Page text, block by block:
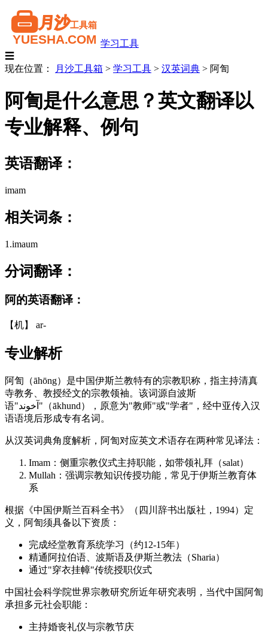
学习工具
☰
现在位置：
月沙工具箱 > 学习工具 > 汉英词典 > 阿訇
阿訇是什么意思？英文翻译以
专业解释、例句
英语翻译：
imam
相关词条：
1.imaum
分词翻译：
阿的英语翻译：
【机】 ar-
专业解析
阿訇（āhōng）是中国伊斯兰教特有的宗教职称，指主持清真
寺教务、教授经文的宗教领袖。该词源自波斯
语"آخوند"（ākhund），原意为"教师"或"学者"，经中亚传入汉
语语境后形成专有名词。
从汉英词典角度解析，阿訇对应英文术语存在两种常见译法：
Imam：侧重宗教仪式主持职能，如带领礼拜（salat）
Mullah：强调宗教知识传授功能，常见于伊斯兰教育体
系
根据《中国伊斯兰百科全书》（四川辞书出版社，1994）定
义，阿訇须具备以下资质：
完成经堂教育系统学习（约12-15年）
精通阿拉伯语、波斯语及伊斯兰教法（Sharia）
通过"穿衣挂幛"传统授职仪式
中国社会科学院世界宗教研究所近年研究表明，当代中国阿訇
承担多元社会职能：
主持婚丧礼仪与宗教节庆